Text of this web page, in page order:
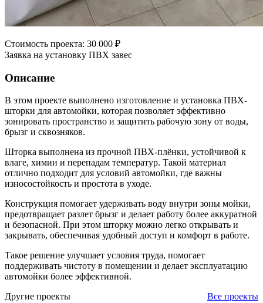
Стоимость проекта: 30 000 ₽
Заявка на установку ПВХ завес
Описание
В этом проекте выполнено изготовление и установка ПВХ-
шторки для автомойки, которая позволяет эффективно
зонировать пространство и защитить рабочую зону от воды,
брызг и сквозняков.
Шторка выполнена из прочной ПВХ-плёнки, устойчивой к
влаге, химии и перепадам температур. Такой материал
отлично подходит для условий автомойки, где важны
износостойкость и простота в уходе.
Конструкция помогает удерживать воду внутри зоны мойки,
предотвращает разлет брызг и делает работу более аккуратной
и безопасной. При этом шторку можно легко открывать и
закрывать, обеспечивая удобный доступ и комфорт в работе.
Такое решение улучшает условия труда, помогает
поддерживать чистоту в помещении и делает эксплуатацию
автомойки более эффективной.
Другие проекты
Все проекты